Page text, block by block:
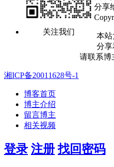
关注我们
分享
本
分享
请联系博
湘ICP备20011628号-1
博客首页
博主介绍
留言博主
相关视频
登录 注册 找回密码